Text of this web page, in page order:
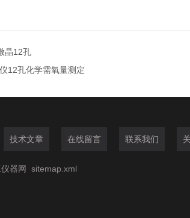
晶12孔
12孔化学需氧量测定
技术文章 在线留言 联系我们
器网 sitemap.xml